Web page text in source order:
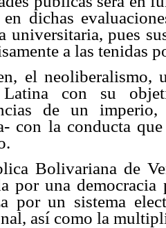
en dichas
universitaria, pues
a las tenidas
el neoliberalismo,
Latina con su
de un
con la conducta
Bolivariana de
por una
por un sistema
así como la